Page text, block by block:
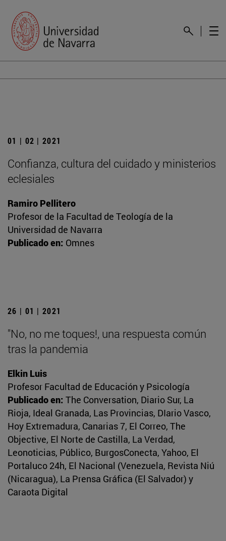
01 | 02 | 2021
Confianza, cultura del cuidado y ministerios
eclesiales
Ramiro Pellitero
Profesor de la Facultad de Teología de la
Universidad de Navarra
Publicado en: Omnes
26 | 01 | 2021
"No, no me toques!, una respuesta común
tras la pandemia
Elkin Luis
Profesor Facultad de Educación y Psicología
Publicado en: The Conversation, Diario Sur, La
Rioja, Ideal Granada, Las Provincias, DIario Vasco,
Hoy Extremadura, Canarias 7, El Correo, The
Objective, El Norte de Castilla, La Verdad,
Leonoticias, Público, BurgosConecta, Yahoo, El
Portaluco 24h, El Nacional (Venezuela, Revista Niú
(Nicaragua), La Prensa Gráfica (El Salvador) y
Caraota Digital